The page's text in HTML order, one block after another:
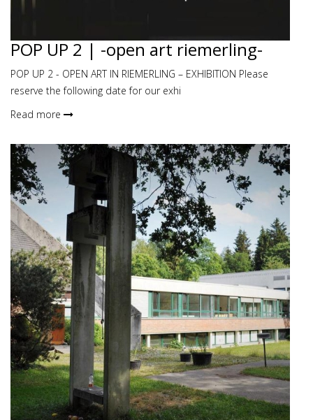
POP UP 2 | -open art riemerling-
POP UP 2 - OPEN ART IN RIEMERLING – EXHIBITION Please
reserve the following date for our exhi
Read more